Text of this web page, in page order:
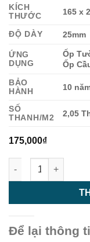
KÍCH
THƯỚC
165 x
ĐỘ DÀY 25mm
ỨNG
DỤNG
Ốp
Ốp
BẢO
HÀNH
10
SỐ
THANH/M2
2,05
175,000₫
Tấm Ốp Lam Sóng
Để lại thông